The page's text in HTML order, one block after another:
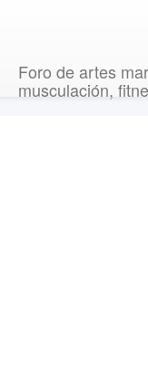
Foro de artes
musculación,